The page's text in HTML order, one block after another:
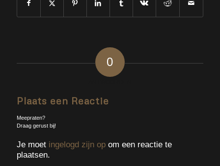
0
Plaats een Reactie
Meepraten?
Draag gerust bij!
Je moet ingelogd zijn opom een reactie te
plaatsen.